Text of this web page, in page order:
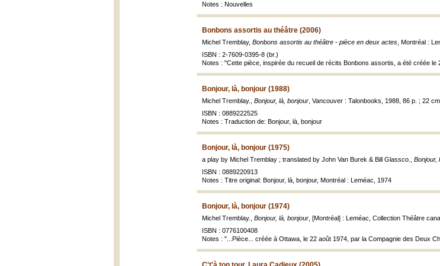
Notes : Nouvelles
Bonbons assortis au théâtre (2006)
Michel Tremblay, Bonbons assortis au théâtre - pièce en deux actes , Montréal :
ISBN : 2-7609-0395-8 (br.)
Notes : "Cette pièce, inspirée du recueil de récits Bonbons assortis, a été créée le
Bonjour, là, bonjour (1988)
Michel Tremblay., Bonjour, là, bonjour , Vancouver : Talonbooks, 1988, 86 p. ; 22 cm.
ISBN : 0889222525
Notes : Traduction de: Bonjour, là, bonjour
Bonjour, là, bonjour (1975)
a play by Michel Tremblay ; translated by John Van Burek & Bill Glassco., Bonjour,
ISBN : 0889220913
Notes : Titre original: Bonjour, là, bonjour, Montréal : Leméac, 1974
Bonjour, là, bonjour (1974)
Michel Tremblay., Bonjour, là, bonjour , [Montréal] : Leméac, Collection Théâtre
ISBN : 0776100408
Notes : "...Pièce... créée à Ottawa, le 22 août 1974, par la Compagnie des Deux